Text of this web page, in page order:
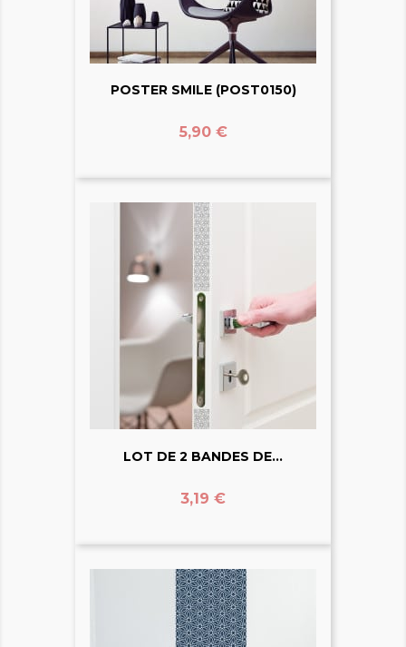
POSTER SMILE (POST0150)
Prix
5,90 €
LOT DE 2 BANDES DE...
Prix
3,19 €